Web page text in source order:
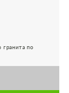
гранита по